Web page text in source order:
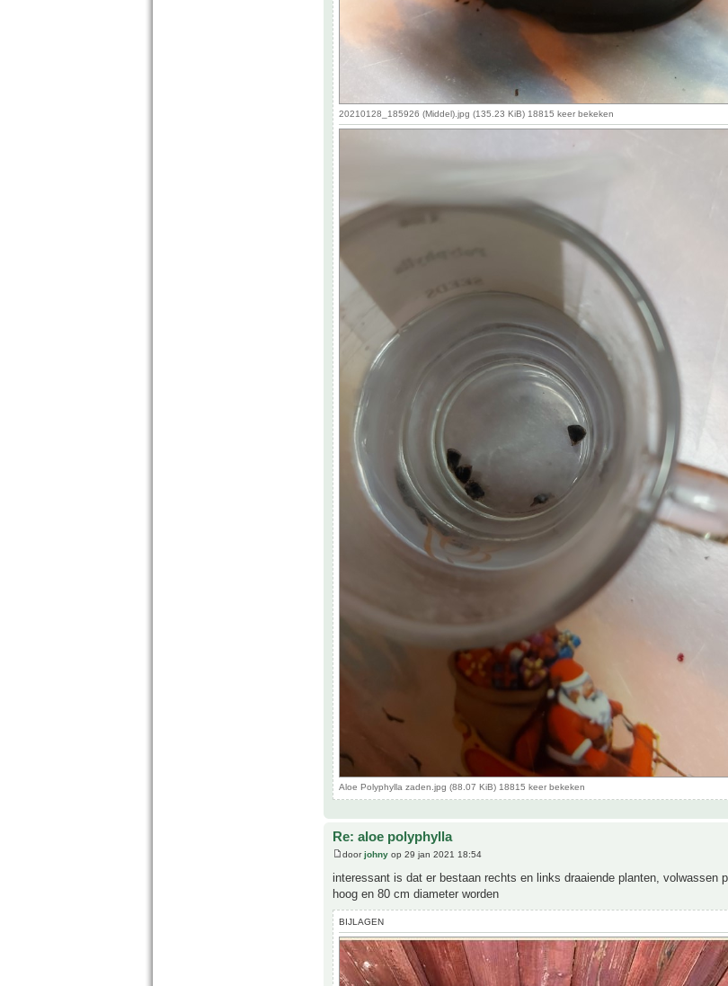
20210128_185926 (Middel).jpg (135.23 KiB) 18815 keer bekeken
Aloe Polyphylla zaden.jpg (88.07 KiB) 18815 keer bekeken
Re: aloe polyphylla
doorjohny op 29 jan 2021 18:54
interessant is dat er bestaan rechts en links draaiende planten, volwassen
hoog en 80 cm diameter worden
BIJLAGEN